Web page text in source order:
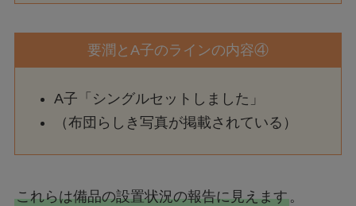
要潤とA子のラインの内容④
A子「シングルセットしました」
（布団らしき写真が掲載されている）
これらは備品の設置状況の報告に見えます。